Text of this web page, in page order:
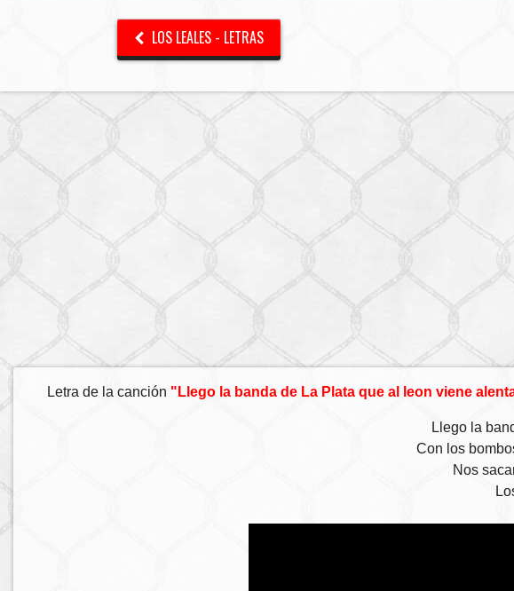
LOS LEALES - LETRAS
Letra de la canción "Llego la banda de La Plata que al leon viene
Llego la
Con los
Nos